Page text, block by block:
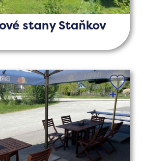
stany Staňkov